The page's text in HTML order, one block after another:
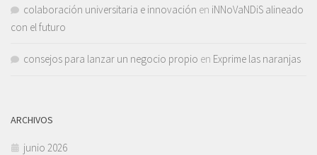
colaboración universitaria e innovación en iNNoVaNDiS alineado
con el futuro
consejos para lanzar un negocio propio en Exprime las naranjas
ARCHIVOS
junio 2026